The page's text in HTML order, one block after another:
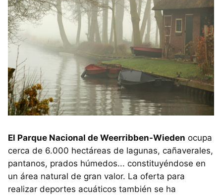
El Parque Nacional de Weerribben-Wieden ocupa
cerca de 6.000 hectáreas de lagunas, cañaverales,
pantanos, prados húmedos... constituyéndose en
un área natural de gran valor. La oferta para
realizar deportes acuáticos también se ha